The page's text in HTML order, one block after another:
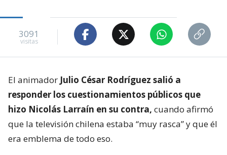
3091
visitas
El animador Julio César Rodríguez salió a
responder los cuestionamientos públicos que
hizo Nicolás Larraín en su contra, cuando afirmó
que la televisión chilena estaba “muy rasca” y que él
era emblema de todo eso.